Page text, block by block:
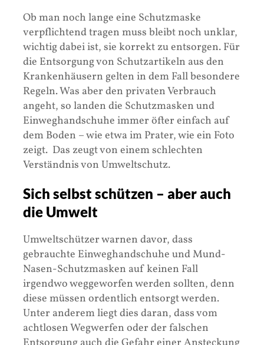
Ob man noch lange eine Schutzmaske
verpflichtend tragen muss bleibt noch unklar,
wichtig dabei ist, sie korrekt zu entsorgen. Für
die Entsorgung von Schutzartikeln aus den
Krankenhäusern gelten in dem Fall besondere
Regeln. Was aber den privaten Verbrauch
angeht, so landen die Schutzmasken und
Einweghandschuhe immer öfter einfach auf
dem Boden – wie etwa im Prater, wie ein Foto
zeigt. Das zeugt von einem schlechten
Verständnis von Umweltschutz.
Sich selbst schützen – aber auch
die Umwelt
Umweltschützer warnen davor, dass
gebrauchte Einweghandschuhe und Mund-
Nasen-Schutzmasken auf keinen Fall
irgendwo weggeworfen werden sollten, denn
diese müssen ordentlich entsorgt werden.
Unter anderem liegt dies daran, dass vom
achtlosen Wegwerfen oder der falschen